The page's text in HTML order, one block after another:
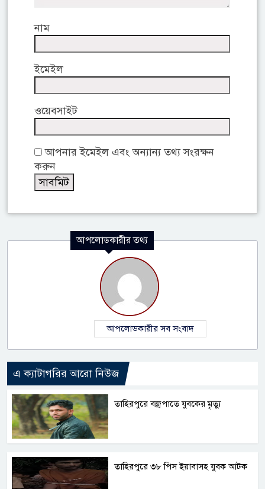
নাম
ইমেইল
ওয়েবসাইট
আপনার ইমেইল এবং অন্যান্য তথ্য সংরক্ষন
করুন
আপলোডকারীর তথ্য
আপলোডকারীর সব সংবাদ
এ ক্যাটাগরির আরো নিউজ
তাহিরপুরে বজ্রপাতে যুবকের মৃত্যু
তাহিরপুরে ৩৮ পিস ইয়াবাসহ যুবক আটক